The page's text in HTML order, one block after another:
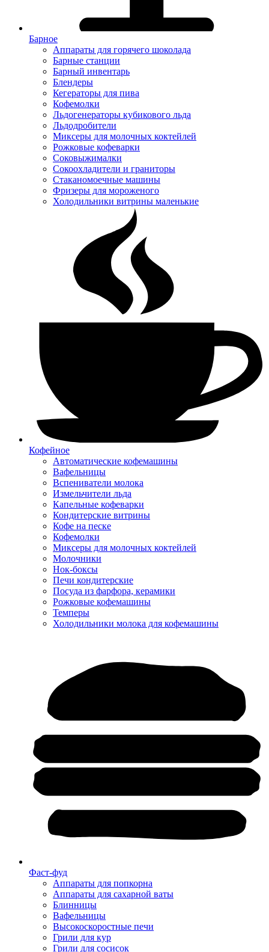
Барное
Аппараты для горячего шоколада
Барные станции
Барный инвентарь
Блендеры
Кегераторы для пива
Кофемолки
Льдогенераторы кубикового льда
Льдодробители
Миксеры для молочных коктейлей
Рожковые кофеварки
Соковыжималки
Сокоохладители и граниторы
Стаканомоечные машины
Фризеры для мороженого
Холодильники витрины маленькие
Кофейное
Автоматические кофемашины
Вафельницы
Вспениватели молока
Измельчители льда
Капельные кофеварки
Кондитерские витрины
Кофе на песке
Кофемолки
Миксеры для молочных коктейлей
Молочники
Нок-боксы
Печи кондитерские
Посуда из фарфора, керамики
Рожковые кофемашины
Темперы
Холодильники молока для кофемашины
Фаст-фуд
Аппараты для попкорна
Аппараты для сахарной ваты
Блинницы
Вафельницы
Высокоскоростные печи
Грили для кур
Грили для сосисок